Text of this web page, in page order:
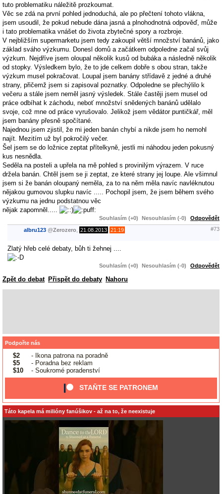
tuto problematiku náležitě prozkoumat.
Věc se zdá na první pohled jednoduchá, ale po přečtení tohoto vlákna,
jsem usoudil, že pokud nebude dána jasná a plnohodnotná odpověď, může
i tato problematika vnášet do života zbytečné spory a rozbroje.
V nejbližším supermarketu jsem tedy zakoupil větší množství banánů, jako
základ sváho výzkumu. Donesl domů a začátkem odpoledne začal svůj
výzkum. Nejdříve jsem oloupal několik kusů od bubáka a následně několik
od stopky. Výsledkem bylo, že to jde celkem dobře s obou stran, takže
výzkum musel pokračovat. Loupal jsem banány střídavě z jedné a druhé
strany, přičemž jsem si zapisoval poznatky. Odpoledne se přechýlilo k
večeru a stále jsem neměl jasný výsledek. Stále častěji jsem musel od
práce odbíhat k záchodu, neboť množství snědených banánů udělalo
svoje, což mne od práce vyrušovalo. Jelikož jsem vědátor puntičkář, měl
jsem banány přesně spočítané.
Najednou jsem zjistil, že mi jeden banán chybí a nikde jsem ho nemohl
najít. Mezitím už byl pokročilý večer.
Šel jsem se do ložnice zeptat přítelkyně, jestli mi náhodou jeden pokusný
kus nesnědla.
Seděla na posteli a upřela na mě pohled s provinilým výrazem. V ruce
držela banán. Chtěl jsem se ji zeptat, ze které strany jej loupe. Ale všimnul
jsem si že banán oloupaný neměla, za to na něm měla navíc navléknutou
nějakou gumovou slupku navíc ..... Pochopil jsem, že jsem během svého
výzkumu na jednu podstatnou věc
nějak zapomněl.....
Souhlasím (+0) Nesouhlasím (-0) Odpovědět
albru123 @Zerozero 21.08.2013 21:19 #73
Zlatý hřeb celé debaty, bůh ti žehnej ....
Souhlasím (+0) Nesouhlasím (-0) Odpovědět
Zpět do debat Přispět do debaty Nahoru
Podpořte nás
$2
- Ikona patrona na poradně
$5
- Poradna bez reklam
$10
- Soukromé poradenství
STAŇTE SE PATRONEM
Táto kapela má milióny fanúšikov - až na to, že neexistuje